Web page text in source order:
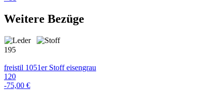
Weitere Bezüge
195
freistil 1051er Stoff eisengrau
120
-75,00 €